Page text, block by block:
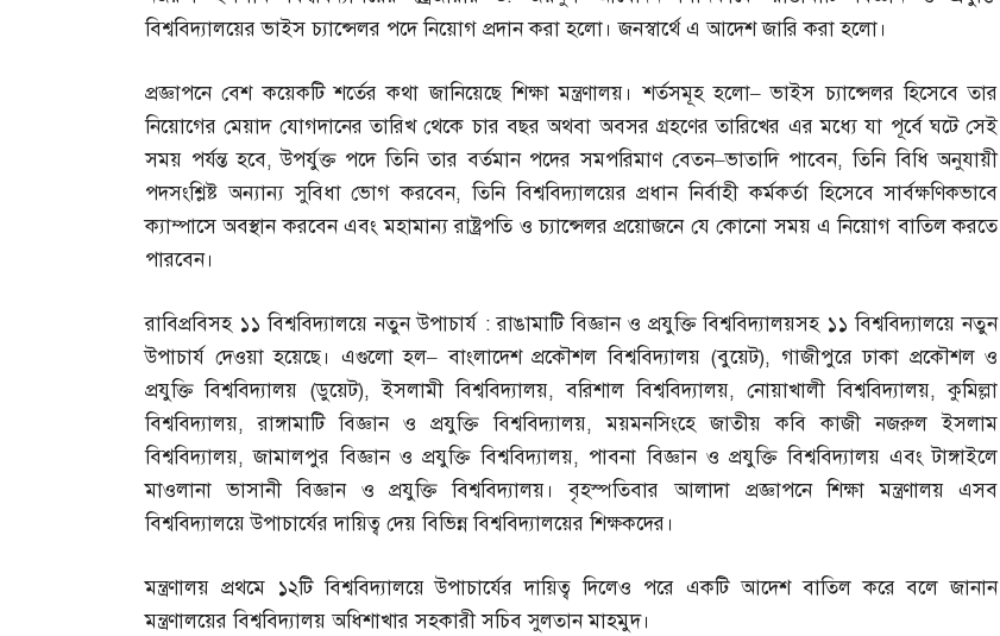
বিশ্ববিদ্যালয়ের ভাইস চ্যান্সেলর পদে নিয়োগ প্রদান করা হলো। জনস্বার্থে এ আদেশ জারি করা হলো।
প্রজ্ঞাপনে বেশ কয়েকটি শর্তের কথা জানিয়েছে শিক্ষা মন্ত্রণালয়। শর্তসমূহ হলো–ভাইস চ্যান্সেলর হিসেবে তার
নিয়োগের মেয়াদ যোগদানের তারিখ থেকে চার বছর অথবা অবসর গ্রহণের তারিখের এর মধ্যে যা পূর্বে ঘটে সেই
সময় পর্যন্ত হবে,উপর্যুক্ত পদে তিনি তার বর্তমান পদের সমপরিমাণ বেতন–ভাতাদি পাবেন,তিনি বিধি অনুযায়ী
পদসংশ্লিষ্ট অন্যান্য সুবিধা ভোগ করবেন,তিনি বিশ্ববিদ্যালয়ের প্রধান নির্বাহী কর্মকর্তা হিসেবে সার্বক্ষণিকভাবে
ক্যাম্পাসে অবস্থান করবেন এবং মহামান্য রাষ্ট্রপতি ও চ্যান্সেলর প্রয়োজনে যে কোনো সময় এ নিয়োগ বাতিল করতে
পারবেন।
রাবিপ্রবিসহ ১১ বিশ্ববিদ্যালয়ে নতুন উপাচার্য :রাঙামাটি বিজ্ঞান ও প্রযুক্তি বিশ্ববিদ্যালয়সহ ১১ বিশ্ববিদ্যালয়ে নতুন
উপাচার্য দেওয়া হয়েছে। এগুলো হল– ‎বাংলাদেশ প্রকৌশল বিশ্ববিদ্যালয় (বুয়েট), গাজীপুরে ঢাকা প্রকৌশল ও
প্রযুক্তি বিশ্ববিদ্যালয় (ডুয়েট),ইসলামী বিশ্ববিদ্যালয়,বরিশাল বিশ্ববিদ্যালয়,নোয়াখালী বিশ্ববিদ্যালয়,কুমিল্লা
বিশ্ববিদ্যালয়,রাঙ্গামাটি বিজ্ঞান ও প্রযুক্তি বিশ্ববিদ্যালয়,ময়মনসিংহে জাতীয় কবি কাজী নজরুল ইসলাম
বিশ্ববিদ্যালয়,জামালপুর বিজ্ঞান ও প্রযুক্তি বিশ্ববিদ্যালয়, পাবনা বিজ্ঞান ও প্রযুক্তি বিশ্ববিদ্যালয় এবং টাঙ্গাইলে
মাওলানা ভাসানী বিজ্ঞান ও প্রযুক্তি বিশ্ববিদ্যালয়। বৃহস্পতিবার আলাদা প্রজ্ঞাপনে শিক্ষা মন্ত্রণালয় এসব
বিশ্ববিদ্যালয়ে উপাচার্যের দায়িত্ব দেয় বিভিন্ন বিশ্ববিদ্যালয়ের শিক্ষকদের।
মন্ত্রণালয় প্রথমে ১২টি বিশ্ববিদ্যালয়ে উপাচার্যের দায়িত্ব দিলেও পরে একটি আদেশ বাতিল করে বলে জানান
মন্ত্রণালয়ের বিশ্ববিদ্যালয় অধিশাখার সহকারী সচিব সুলতান মাহমুদ।